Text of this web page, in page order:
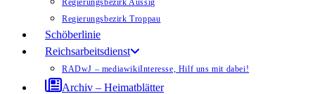
Regierungsbezirk Aussig
Regierungsbezirk Troppau
Schöberlinie
Reichsarbeitsdienst
RADwJ – mediawikiInteresse, Hilf uns mit dabei!
Archiv – Heimatblätter